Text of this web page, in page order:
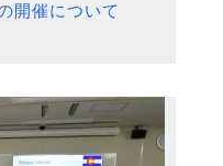
開催について